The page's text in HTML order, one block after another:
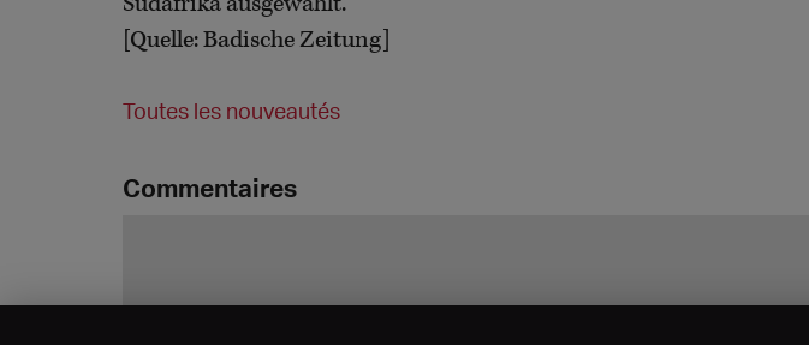
[Quelle: Badische Zeitung]
Toutes les nouveautés
Commentaires